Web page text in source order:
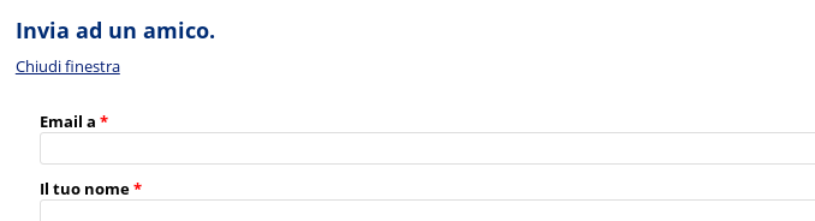
Invia ad un amico.
Chiudi finestra
Email a *
Il tuo nome*